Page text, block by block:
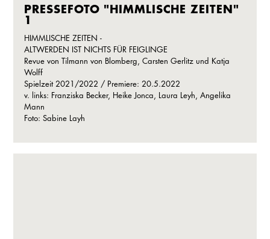
PRESSEFOTO "HIMMLISCHE ZEITEN"
1
HIMMLISCHE ZEITEN -
ALTWERDEN IST NICHTS FÜR FEIGLINGE
Revue von Tilmann von Blomberg, Carsten Gerlitz und Katja
Wolff
Spielzeit 2021/2022 / Premiere: 20.5.2022
v. links: Franziska Becker, Heike Jonca, Laura Leyh, Angelika
Mann
Foto: Sabine Layh